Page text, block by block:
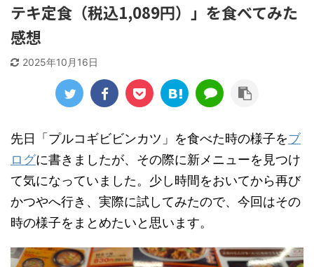
テキ定食（税込1,089円）」を食べてみた
感想
2025年10月16日
先日「プルコギビビンカツ」を食べた時の様子をブ
ログに書きましたが、その際に新メニューを見つけ
て気になっていました。少し時間をおいてから再び
かつやへ行き、実際に試してみたので、今回はその
時の様子をまとめたいと思います。